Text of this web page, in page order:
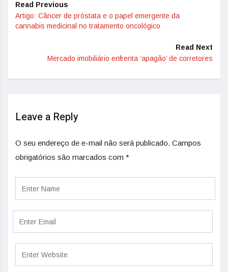
Read Previous
Artigo: Câncer de próstata e o papel emergente da
cannabis medicinal no tratamento oncológico
Read Next
Mercado imobiliário enfrenta ‘apagão’ de corretores
Leave a Reply
O seu endereço de e-mail não será publicado. Campos
obrigatórios são marcados com *